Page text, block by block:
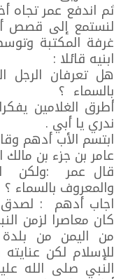
ثم اندفع عمر تجاه
لنستمع إلى قصص
غرفة المكتبة
ابنيه قائلا :
هل تعرفان الرجل
بالسماء ؟
أطرق الغلامين
ندري يا أبي .
ابتسم الأب أدهم
عامر بن جزء بن مالك
قال عمر :ولكن
والمعروف بالسماء ؟
اجاب أدهم : لصدق
كان معاصرا لزمن
من اليمن من
للإسلام لكن
النبي صلى الله